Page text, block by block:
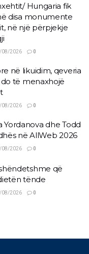
Hungaria fik
disa monumente
në një përpjekje
08/2026 0
në likuidim, qeveria
të menaxhojë
08/2026 0
dhe Todd
në AllWeb 2026
08/2026 0
që
tënde
08/2026 0